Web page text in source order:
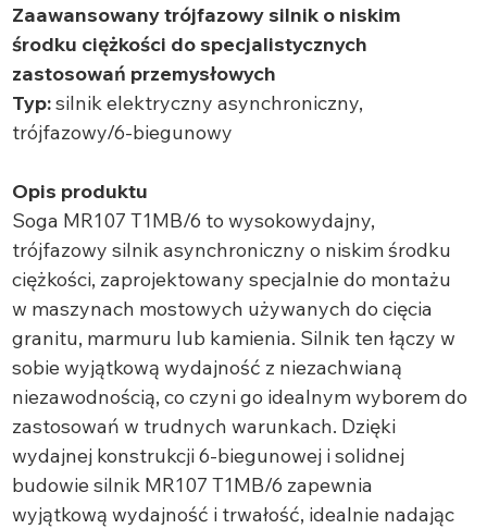
Zaawansowany trójfazowy silnik o niskim
środku ciężkości do specjalistycznych
zastosowań przemysłowych
Typ:silnik elektryczny asynchroniczny,
trójfazowy/6-biegunowy
Opis produktu
Soga MR107 T1MB/6 to wysokowydajny,
trójfazowy silnik asynchroniczny o niskim środku
ciężkości, zaprojektowany specjalnie do montażu
w maszynach mostowych używanych do cięcia
granitu, marmuru lub kamienia. Silnik ten łączy w
sobie wyjątkową wydajność z niezachwianą
niezawodnością, co czyni go idealnym wyborem do
zastosowań w trudnych warunkach. Dzięki
wydajnej konstrukcji 6-biegunowej i solidnej
budowie silnik MR107 T1MB/6 zapewnia
wyjątkową wydajność i trwałość, idealnie nadając